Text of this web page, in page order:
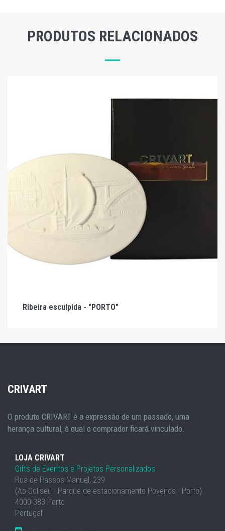
PRODUTOS RELACIONADOS
Ribeira esculpida - "PORTO"
CRIVART
O produto CRIVART é a expressão de um passado, uma
herança cultural, à qual o comprador ficará vinculado.
LOJA CRIVART
Gifts de Eventos e Projetos Personalizados
Rua de Passos Manuel, 239
(Ao Coliseu - Parque de estacionamento Poveiros - Porto)
4000-383 Porto
Portugal